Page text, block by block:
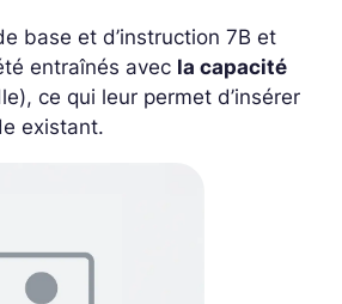
base et d’instruction 7B et
entraînés avec la capacité
ce qui leur permet d’insérer
existant.